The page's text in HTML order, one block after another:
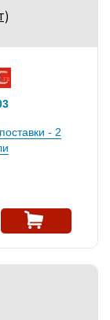
- 2